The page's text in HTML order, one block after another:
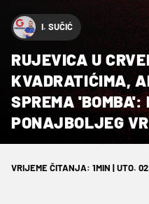
I. SUČIĆ
RUJEVICA U
KVADRATIĆIMA,
SPREMA 'BOMBA':
PONAJBOLJEG
VRIJEME ČITANJA: 1MIN | UTO.